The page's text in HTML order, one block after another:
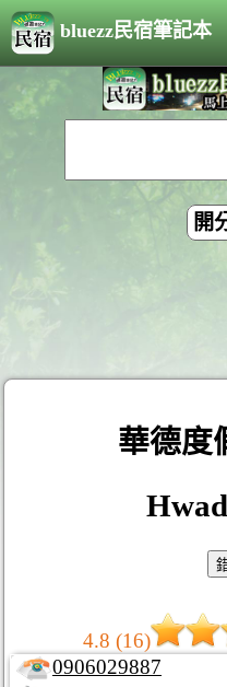
bluezz民宿筆記本
開
華德度
4.8 (16)
0906029887